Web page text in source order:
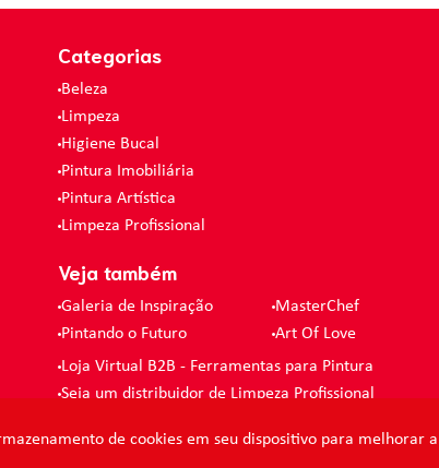
de cookies em seu dispositivo para melhorar
Categorias
Beleza
Limpeza
Higiene Bucal
Pintura Imobiliária
Pintura Artística
Limpeza Profissional
Veja também
Galeria de Inspiração
Pintando o Futuro
MasterChef
Art Of Love
Loja Virtual B2B - Ferramentas para Pintura
Seja um distribuidor de Limpeza Profissional